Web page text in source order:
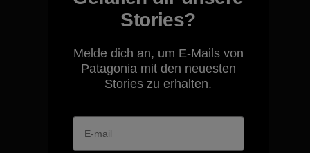
Wir übernehmen
Verantwortung für unsere
Auswirkungen.
Unser Fußabdruck
Stories?
Melde dich an, um E-Mails von
Patagonia mit den neuesten
Stories zu erhalten.